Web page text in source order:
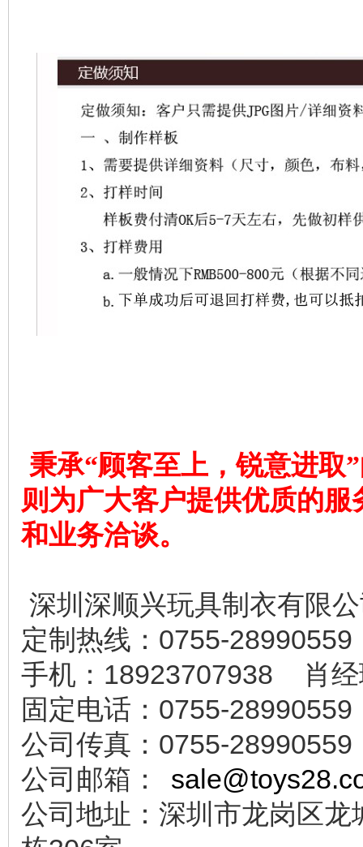
秉承“顾客至上，锐意进取
则为广大客户提供优质的
和业务洽谈。
深圳深顺兴玩具制衣有限
定制热线：0755-28990559
手机：18923707938 肖
固定电话：0755-28990559
公司传真：0755-28990559
公司邮箱：
公司地址：深圳市龙岗区